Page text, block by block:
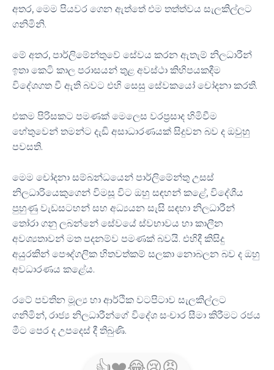
අතර, මෙම පියවර ගෙන ඇත්තේ එම තත්ත්වය සැලකිල්ලට
ගනිමිනි.
මේ අතර, පාර්ලිමේන්තුවේ සේවය කරන ඇතැම් නිලධාරීන්
ඉතා කෙටි කාල පරාසයන් තුළ අවස්ථා කිහිපයකදීම
විදේශගත වී ඇති බවට එහි සෙසු සේවකයෝ චෝදනා කරති.
එකම පිරිසකට පමණක් මෙලෙස වරප්‍රසාද හිමිවීම
හේතුවෙන් තමන්ට දැඩි අසාධාරණයක් සිදුවන බව ද ඔවුහු
පවසති.
මෙම චෝදනා සම්බන්ධයෙන් පාර්ලිමේන්තු උසස්
නිලධාරියෙකුගෙන් විමසූ විට ඔහු සඳහන් කළේ, විදේශීය
පුහුණු වැඩසටහන් සහ අධ්‍යයන සැසි සඳහා නිලධාරීන්
තෝරා ගනු ලබන්නේ සේවයේ ස්වභාවය හා කාලීන
අවශ්‍යතාවන් මත පදනම්ව පමණක් බවයි. එහිදී කිසිදු
අයුරකින් පෞද්ගලික හිතවත්කම් සලකා නොබලන බව ද ඔහු
අවධාරණය කළේය.
රටේ පවතින මූල්‍ය හා ආර්ථික වටපිටාව සැලකිල්ලට
ගනිමින්, රාජ්‍ය නිලධාරීන්ගේ විදේශ සංචාර සීමා කිරීමට රජය
මීට පෙර ද උපදෙස් දී තිබුණි.